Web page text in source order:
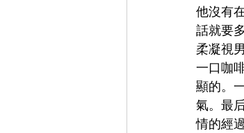
他沒有
話就要
柔凝視
一口咖
顯的。
氣。最
情的經